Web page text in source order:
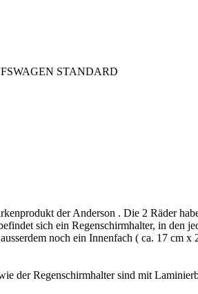
STANDARD
der Anderson . Die 2 Räder
sich ein Regenschirmhalter, in den
noch ein Innenfach ( ca. 17 cm
der Regenschirmhalter sind mit